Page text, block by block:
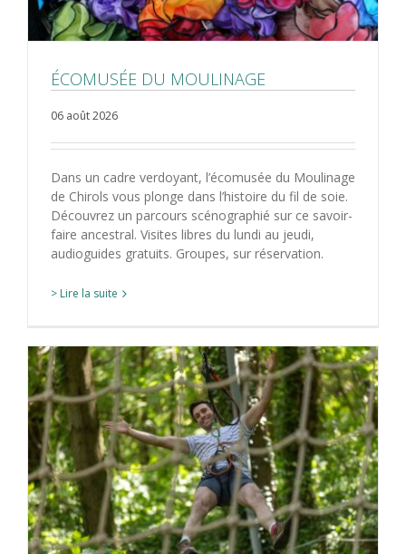
ÉCOMUSÉE DU MOULINAGE
06 août 2026
Dans un cadre verdoyant, l’écomusée du Moulinage
de Chirols vous plonge dans l’histoire du fil de soie.
Découvrez un parcours scénographié sur ce savoir-
faire ancestral. Visites libres du lundi au jeudi,
audioguides gratuits. Groupes, sur réservation.
> Lire la suite